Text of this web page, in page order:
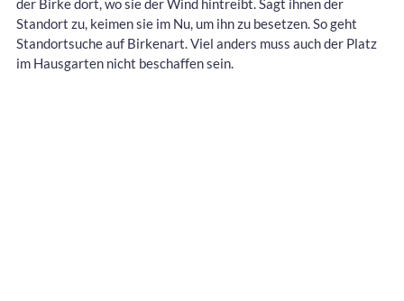
Standort zu, keimen sie im Nu, um ihn zu besetzen. So geht
Standortsuche auf Birkenart. Viel anders muss auch der Platz
im Hausgarten nicht beschaffen sein.